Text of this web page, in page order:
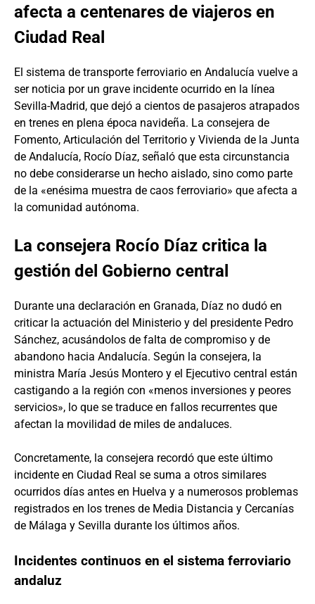
afecta a centenares de viajeros en
Ciudad Real
El sistema de transporte ferroviario en Andalucía vuelve a
ser noticia por un grave incidente ocurrido en la línea
Sevilla-Madrid, que dejó a cientos de pasajeros atrapados
en trenes en plena época navideña. La consejera de
Fomento, Articulación del Territorio y Vivienda de la Junta
de Andalucía, Rocío Díaz, señaló que esta circunstancia
no debe considerarse un hecho aislado, sino como parte
de la «enésima muestra de caos ferroviario» que afecta a
la comunidad autónoma.
La consejera Rocío Díaz critica la
gestión del Gobierno central
Durante una declaración en Granada, Díaz no dudó en
criticar la actuación del Ministerio y del presidente Pedro
Sánchez, acusándolos de falta de compromiso y de
abandono hacia Andalucía. Según la consejera, la
ministra María Jesús Montero y el Ejecutivo central están
castigando a la región con «menos inversiones y peores
servicios», lo que se traduce en fallos recurrentes que
afectan la movilidad de miles de andaluces.
Concretamente, la consejera recordó que este último
incidente en Ciudad Real se suma a otros similares
ocurridos días antes en Huelva y a numerosos problemas
registrados en los trenes de Media Distancia y Cercanías
de Málaga y Sevilla durante los últimos años.
Incidentes continuos en el sistema ferroviario
andaluz